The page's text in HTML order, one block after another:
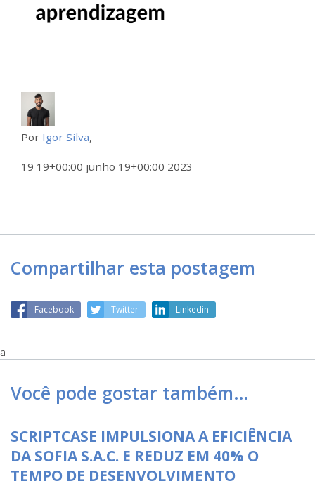
Por Igor Silva,
19 19+00:00 junho 19+00:00 2023
Compartilhar esta postagem
Facebook Twitter Linkedin
a
Você pode gostar também…
SCRIPTCASE IMPULSIONA A EFICIÊNCIA
DA SOFIA S.A.C. E REDUZ EM 40% O
TEMPO DE DESENVOLVIMENTO